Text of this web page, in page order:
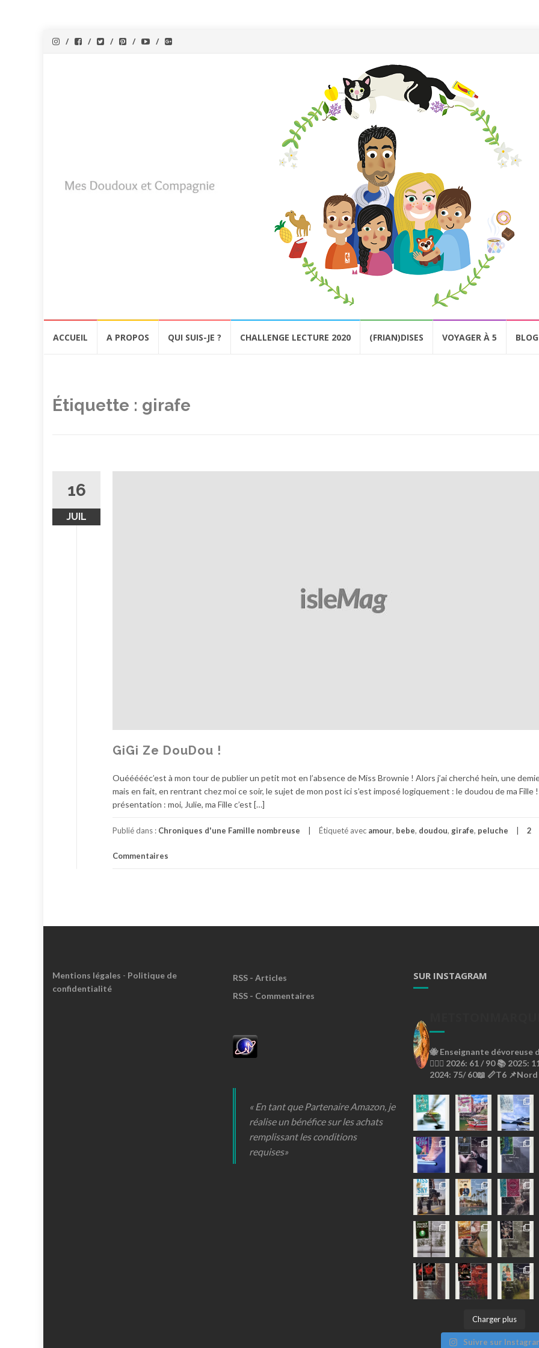
ACCUEIL A PROPOS QUI SUIS-JE ? CHALLENGE LECTURE 2020 (FRIAN)DISES VOYAGER À 5
Étiquette : girafe
16
JUIL
GiGi Ze DouDou !
Ouéééééc’est à mon tour de publier un petit mot en l’absence de Miss Brownie ! Alors j’ai cherché hein, une
mais en fait, en rentrant chez moi ce soir, le sujet de mon post ici s’est imposé logiquement : le doudou de ma Fille
présentation : moi, Julie, ma Fille c’est […]
Publié dans : Chroniques d'une Famille nombreuse Étiqueté avec amour, bebe, doudou, girafe, peluche 2
Commentaires
Mentions légales - Politique de
confidentialité
RSS - Articles
RSS - Commentaires
« En tant que Partenaire Amazon, je
réalise un bénéfice sur les achats
remplissant les conditions
requises»
SUR INSTAGRAM
🐝Enseignante dévoreuse
🙇🏼‍♀️ 2026: 61 / 90 📚 2025:
2024: 75/ 60📖 📏T6 📌Nord
Charger plus
Suivre sur